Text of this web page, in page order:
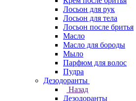
Лосьон для рук
Лосьон для тела
Лосьон после бритья
Масло
Масло для бороды
Мыло
Парфюм для волос
Пудра
Дезодоранты
Назад
Дезодоранты